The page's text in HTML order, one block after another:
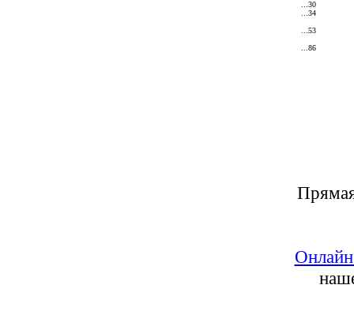
...30
...34
...53
...86